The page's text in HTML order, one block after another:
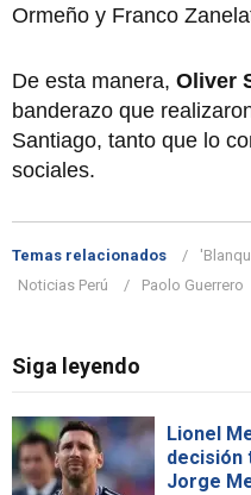
Ormeño y Franco
De esta manera, Oliver
banderazo que
Santiago, tanto que lo
sociales.
Temas relacionados
Noticias Perú
Paolo Guerrero
Siga leyendo
Lionel
decisión
Jorge